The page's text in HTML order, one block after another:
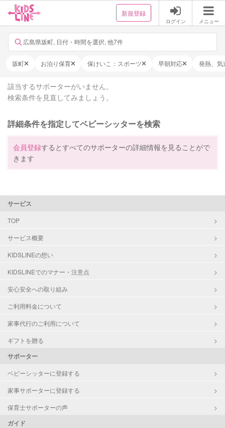
新規登録
ログイン メニュー
広島県坂町, 日付・時間を選択, 他7件
坂町 お泊り保育 保けいこ：スポーツ 早朝対応 発熱、気
該当するサポーターがいません。
検索条件を見直してみましょう。
詳細条件を指定してベビーシッターを検索
会員登録するとすべてのサポーターの詳細情報を見ることがで
きます
サービス
TOP
サービス概要
KIDSLINEの想い
KIDSLINEでのマナー・注意点
安心安全への取り組み
ご利用料金について
家事代行のご利用について
ギフトを贈る
サポーター
ベビーシッターに登録する
家事サポーターに登録する
保育士サポーターの声
ガイド